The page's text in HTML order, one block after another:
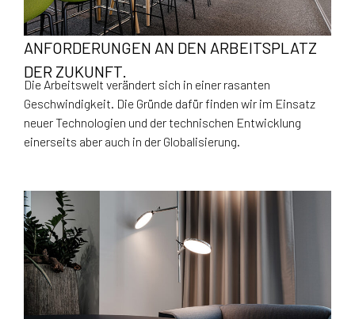
ANFORDERUNGEN AN DEN ARBEITSPLATZ
DER ZUKUNFT.
Die Arbeitswelt verändert sich in einer rasanten
Geschwindigkeit. Die Gründe dafür finden wir im Einsatz
neuer Technologien und der technischen Entwicklung
einerseits aber auch in der Globalisierung.